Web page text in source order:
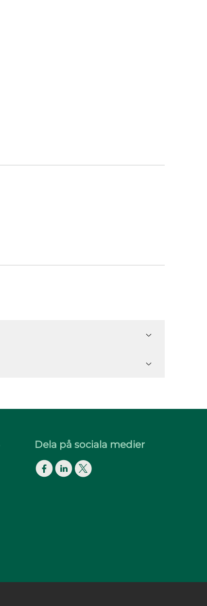
Dela på sociala medier
FacebookLinkedInTwitter